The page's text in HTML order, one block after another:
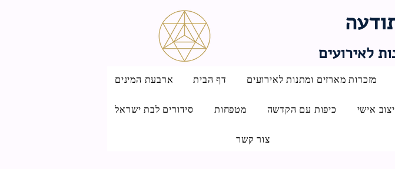
לאירועים
ארבעת המינים דף הבית מזכרות מארזים ומתנות לאירועים
סידורים לבת ישראל מטפחות כיפות עם הקדשה אישי
צור קשר